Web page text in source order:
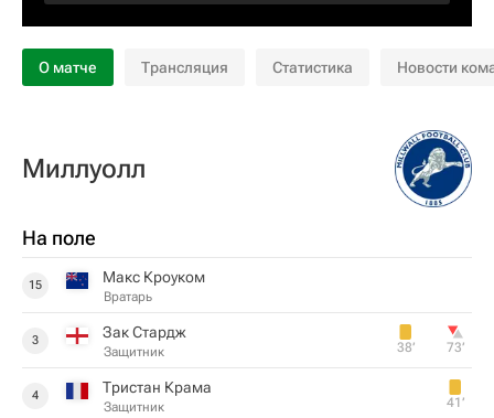
О матче Трансляция Статистика Новости
Миллуолл
На поле
15 Макс Кроуком
Вратарь
3 Зак Стардж
Защитник 38‎’‎ 73‎’‎
4 Тристан Крама
Защитник 41‎’‎